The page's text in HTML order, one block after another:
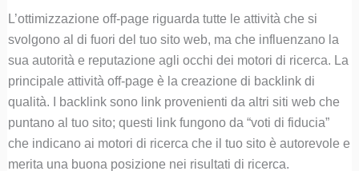
L’ottimizzazione off-page riguarda tutte le attività che si
svolgono al di fuori del tuo sito web, ma che influenzano la
sua autorità e reputazione agli occhi dei motori di ricerca. La
principale attività off-page è la creazione di backlink di
qualità. I backlink sono link provenienti da altri siti web che
puntano al tuo sito; questi link fungono da “voti di fiducia”
che indicano ai motori di ricerca che il tuo sito è autorevole e
merita una buona posizione nei risultati di ricerca.